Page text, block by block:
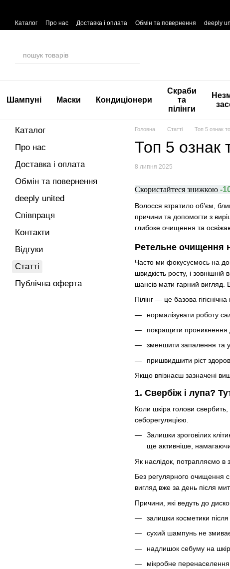
Каталог Про нас Доставка і оплата Обмін та повернення deeply
Шампуні Маски Кондиціонери
Скраби
та
пілінги
Головна Статті Топ 5 ознак
Топ 5 ознак
8 липня 2025
Скористайтеся знижкою -
Волосся втратило обʼєм,
причини та допомогти з
глибоке очищення та
Ретельне очищення
Часто ми фокусуємось на
швидкість росту, і
шансів мати гарний вигляд.
Пілінг — це базова
нормалізувати роботу
покращити проникнення
зменшити запалення та
пришвидшити ріст
Якщо впізнаєш зазначені
1. Свербіж і лупа?
Коли шкіра голови
себорегуляцією.
Залишки зроговілих
ще активніше,
Як наслідок, потрапляємо
Без регулярного очищення
вигляд вже за день після
Причини, які ведуть до
залишки косметики після
сухий шампунь не
надлишок себуму на
мікробне
Каталог
Про нас
Доставка і оплата
Обмін та повернення
deeply united
Співпраця
Контакти
Відгуки
Статті
Публічна оферта